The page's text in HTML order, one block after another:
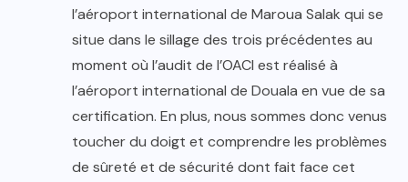
l’aéroport international de Maroua Salak qui se
situe dans le sillage des trois précédentes au
moment où l’audit de l’OACI est réalisé à
l’aéroport international de Douala en vue de sa
certification. En plus, nous sommes donc venus
toucher du doigt et comprendre les problèmes
de sûreté et de sécurité dont fait face cet